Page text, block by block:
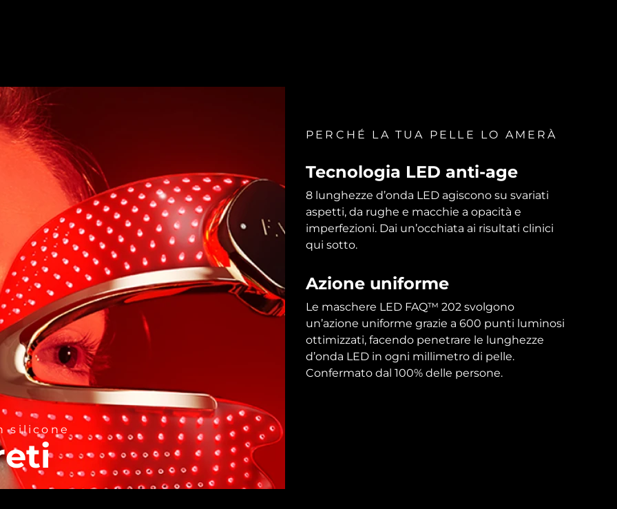
PERCHÉ LA TUA PELLE LO AMERÀ
Tecnologia LED anti-age
8 lunghezze d’onda LED agiscono su svariati
aspetti, da rughe e macchie a opacità e
imperfezioni. Dai un’occhiata ai risultati clinici
qui sotto.
Azione uniforme
Le maschere LED FAQ™ 202 svolgono
un’azione uniforme grazie a 600 punti luminosi
ottimizzati, facendo penetrare le lunghezze
d’onda LED in ogni millimetro di pelle.
Confermato dal 100% delle persone.
silicone